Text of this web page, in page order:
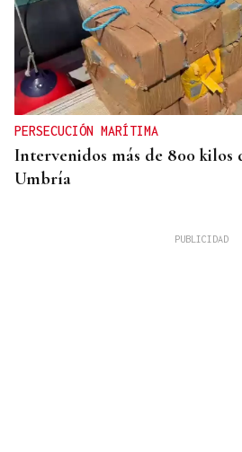
PERSECUCIÓN MARÍTIMA
Intervenidos más de 800 kilos
Umbría